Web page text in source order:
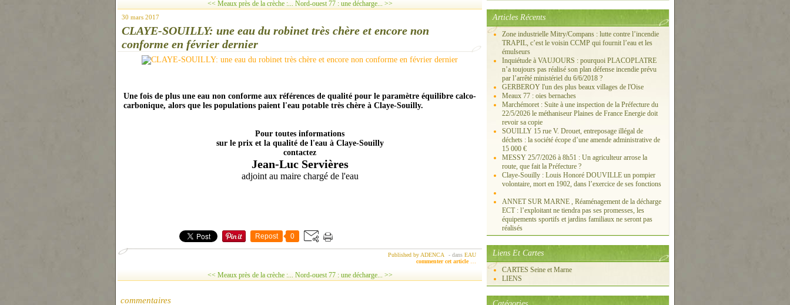
<< Meaux près de la crèche :... Nord-ouest 77 : une décharge... >>
30 mars 2017
CLAYE-SOUILLY: une eau du robinet très chère et encore non
conforme en février dernier
Une fois de plus une eau non conforme aux références de qualité pour le paramètre équilibre calco-
carbonique, alors que les populations paient l'eau potable très chère à Claye-Souilly.
Pour toutes informations
sur le prix et la qualité de l'eau à Claye-Souilly
contactez
Jean-Luc Servières
adjoint au maire chargé de l'eau
Repost 0
Published by ADENCA - dans EAU
commenter cet article
<< Meaux près de la crèche :... Nord-ouest 77 : une décharge... >>
commentaires
Articles Récents
Zone industrielle Mitry/Compans : lutte contre l’incendie
TRAPIL, c’est le voisin CCMP qui fournit l’eau et les
émulseurs
Inquiétude à VAUJOURS : pourquoi PLACOPLATRE
n’a toujours pas réalisé son plan défense incendie prévu
par l’arrêté ministériel du 6/6/2018 ?
GERBEROY l'un des plus beaux villages de l'Oise
Meaux 77 : oies bernaches
Marchémoret : Suite à une inspection de la Préfecture du
22/5/2026 le méthaniseur Plaines de France Energie doit
revoir sa copie
SOUILLY 15 rue V. Drouet, entreposage illégal de
déchets : la société écope d’une amende administrative de
15 000 €
MESSY 25/7/2026 à 8h51 : Un agriculteur arrose la
route, que fait la Préfecture ?
Claye-Souilly : Louis Honoré DOUVILLE un pompier
volontaire, mort en 1902, dans l’exercice de ses fonctions
ANNET SUR MARNE , Réaménagement de la décharge
ECT : l’exploitant ne tiendra pas ses promesses, les
équipements sportifs et jardins familiaux ne seront pas
réalisés
Liens Et Cartes
CARTES Seine et Marne
LIENS